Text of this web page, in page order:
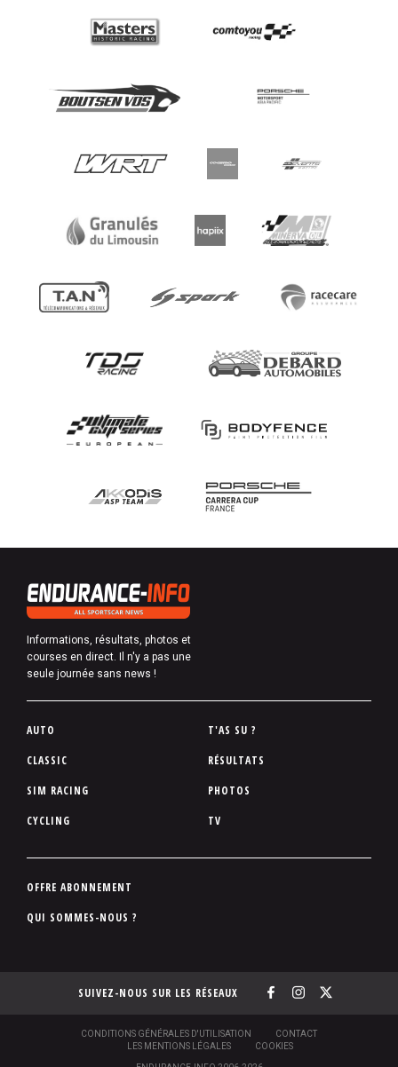
Informations, résultats, photos et
courses en direct. Il n'y a pas une
seule journée sans news !
P
d
d
p
e
AUTO
CLASSIC
SIM RACING
CYCLING
T'AS SU ?
RÉSULTATS
PHOTOS
TV
P
d
p
OFFRE ABONNEMENT
QUI SOMMES-NOUS ?
SUIVEZ-NOUS SUR LES RÉSEAUX
CONDITIONS GÉNÉRALES D'UTILISATION
CONTACT
LES MENTIONS LÉGALES
COOKIES